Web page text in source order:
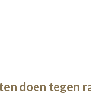
doen tegen